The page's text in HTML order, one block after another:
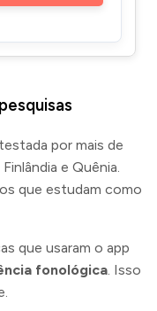
por mais de
e Quênia.
que estudam como
que usaram o app
fonológica. Isso